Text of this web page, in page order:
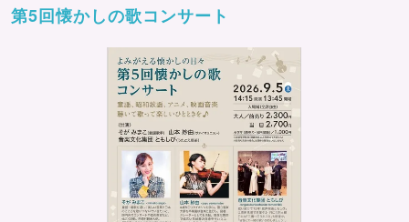
第5回懐かしの歌コンサート